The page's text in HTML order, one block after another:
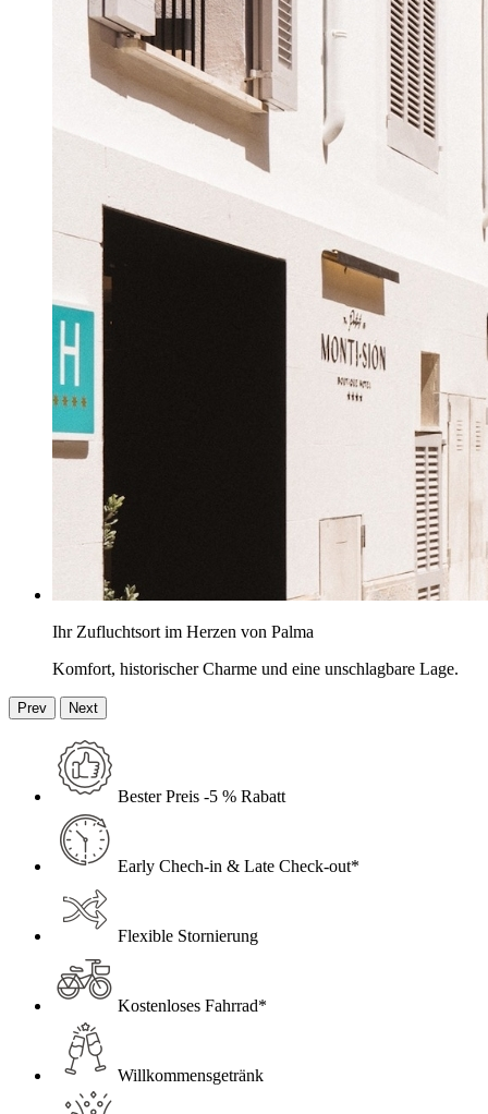
Ihr Zufluchtsort im Herzen von Palma
Komfort, historischer Charme und eine unschlagbare Lage.
Prev Next
Bester Preis -5 % Rabatt
Early Chech-in & Late Check-out*
Flexible Stornierung
Kostenloses Fahrrad*
Willkommensgetränk